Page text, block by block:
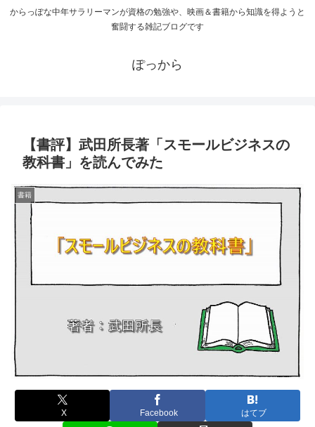
からっぽな中年サラリーマンが資格の勉強や、映画＆書籍から知識を得ようと
奮闘する雑記ブログです
ぽっから
【書評】武田所長著「スモールビジネスの
教科書」を読んでみた
書籍
X Facebook はてブ